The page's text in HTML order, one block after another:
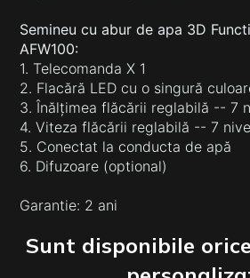
Semineu cu abur de apa 3D
AFW100:
1. Telecomanda X 1
2. Flacără LED cu o singură
3. Înălțimea flăcării reglabilă -- 7
4. Viteza flăcării reglabilă -- 7
5. Conectat la conducta de apă
6. Difuzoare (optional)
Garantie: 2 ani
Sunt disponibile